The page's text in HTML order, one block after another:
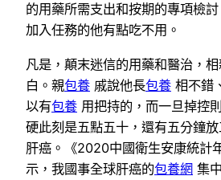
的用藥所需支出和按期的專項檢
加入任務的他有點吃不用。
凡是，顛末迷信的用藥和醫治，
白。親包養 戚說他長包養 相不錯
以有包養 用把持的，而一旦掉控
硬此刻是五點五十，還有五分鐘
肝癌。《2020中國衛生安康統計
示，我國事全球肝癌的包養網 集